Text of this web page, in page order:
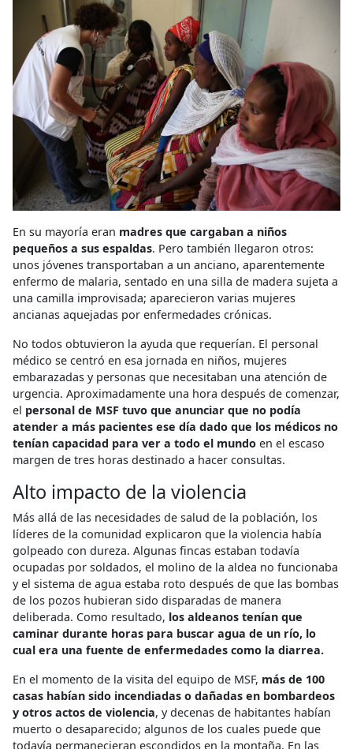
En su mayoría eran madres que cargaban a niños
pequeños a sus espaldas. Pero también llegaron otros:
unos jóvenes transportaban a un anciano, aparentemente
enfermo de malaria, sentado en una silla de madera sujeta a
una camilla improvisada; aparecieron varias mujeres
ancianas aquejadas por enfermedades crónicas.
No todos obtuvieron la ayuda que requerían. El personal
médico se centró en esa jornada en niños, mujeres
embarazadas y personas que necesitaban una atención de
urgencia. Aproximadamente una hora después de comenzar,
el personal de MSF tuvo que anunciar que no podía
atender a más pacientes ese día dado que los médicos no
tenían capacidad para ver a todo el mundo en el escaso
margen de tres horas destinado a hacer consultas.
Alto impacto de la violencia
Más allá de las necesidades de salud de la población, los
líderes de la comunidad explicaron que la violencia había
golpeado con dureza. Algunas fincas estaban todavía
ocupadas por soldados, el molino de la aldea no funcionaba
y el sistema de agua estaba roto después de que las bombas
de los pozos hubieran sido disparadas de manera
deliberada. Como resultado, los aldeanos tenían que
caminar durante horas para buscar agua de un río, lo
cual era una fuente de enfermedades como la diarrea.
En el momento de la visita del equipo de MSF, más de 100
casas habían sido incendiadas o dañadas en bombardeos
y otros actos de violencia, y decenas de habitantes habían
muerto o desaparecido; algunos de los cuales puede que
todavía permanecieran escondidos en la montaña. En las